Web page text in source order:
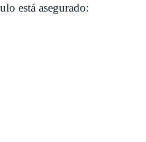
está asegurado: